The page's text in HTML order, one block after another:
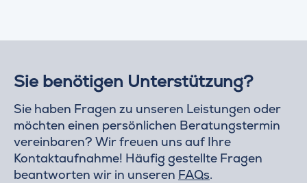
Sie benötigen Unterstützung?
Sie haben Fragen zu unseren Leistungen oder
möchten einen persönlichen Beratungstermin
vereinbaren? Wir freuen uns auf Ihre
Kontaktaufnahme! Häufig gestellte Fragen
beantworten wir in unseren FAQs.